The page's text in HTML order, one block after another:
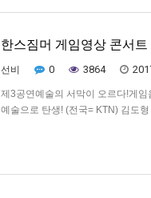
한스짐머 게임영상 콘서
선비 0 3864
제3공연예술의 서막이 오르다!게
예술으로 탄생! (전국= KTN) 김도